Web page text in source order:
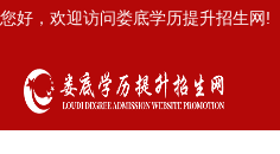
您好，欢迎访问娄底学历提升招生网!